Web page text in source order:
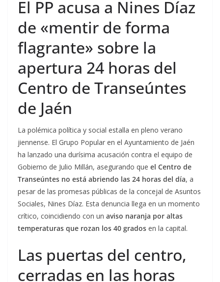
El PP acusa a Nines Díaz
de «mentir de forma
flagrante» sobre la
apertura 24 horas del
Centro de Transeúntes
de Jaén
La polémica política y social estalla en pleno verano
jiennense. El Grupo Popular en el Ayuntamiento de Jaén
ha lanzado una durísima acusación contra el equipo de
Gobierno de Julio Millán, asegurando que el Centro de
Transeúntes no está abriendo las 24 horas del día, a
pesar de las promesas públicas de la concejal de Asuntos
Sociales, Nines Díaz. Esta denuncia llega en un momento
crítico, coincidiendo con un aviso naranja por altas
temperaturas que rozan los 40 grados en la capital.
Las puertas del centro,
cerradas en las horas